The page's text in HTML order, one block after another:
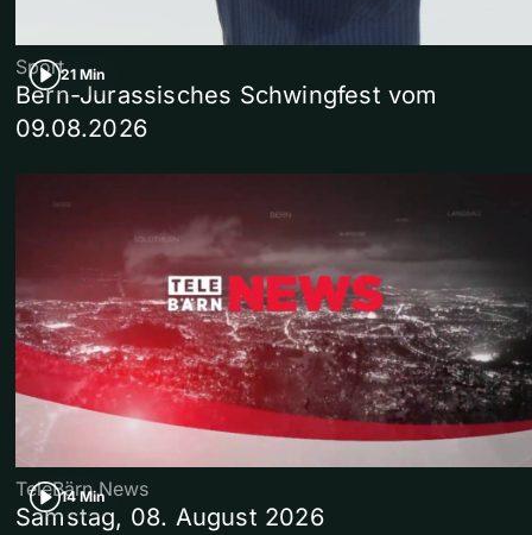
21 Min
Sport
Bern-Jurassisches Schwingfest vom
09.08.2026
14 Min
TeleBärn News
Samstag, 08. August 2026